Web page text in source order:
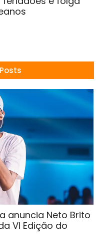
anuncia Neto Brito
VI Edição do